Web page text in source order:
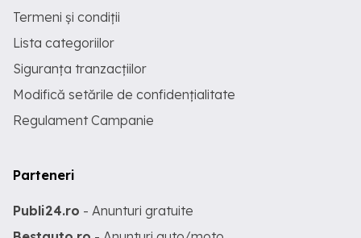
Termeni și condiții
Lista categoriilor
Siguranța tranzacțiilor
Modifică setările de confidențialitate
Regulament Campanie
Parteneri
Publi24.ro - Anunturi gratuite